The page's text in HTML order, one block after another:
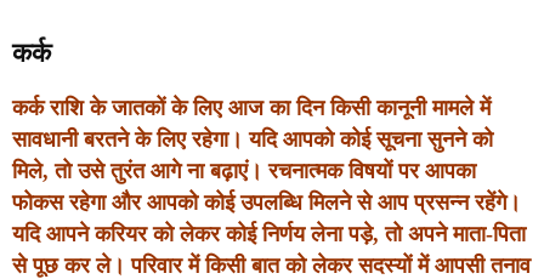
कर्क
कर्क राशि के जातकों के लिए आज का दिन किसी कानूनी मामले में
सावधानी बरतने के लिए रहेगा। यदि आपको कोई सूचना सुनने को
मिले, तो उसे तुरंत आगे ना बढ़ाएं। रचनात्मक विषयों पर आपका
फोकस रहेगा और आपको कोई उपलब्धि मिलने से आप प्रसन्न रहेंगे।
यदि आपने करियर को लेकर कोई निर्णय लेना पड़े, तो अपने माता-पिता
से पूछ कर ले। परिवार में किसी बात को लेकर सदस्यों में आपसी तनाव